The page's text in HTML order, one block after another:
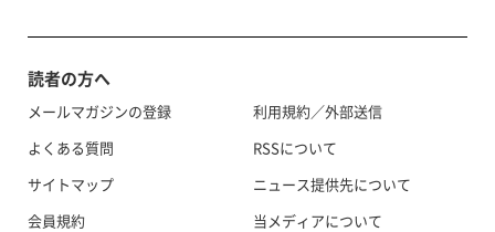
読者の方へ
メールマガジンの登録
よくある質問
サイトマップ
会員規約
利用規約／外部送信
RSSについて
ニュース提供先について
当メディアについて